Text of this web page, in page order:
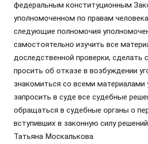
федеральным конституционным
уполномоченном по правам
следующие полномочия
самостоятельно изучить все
доследственной проверки, сделать
просить об отказе в возбуждении
знакомиться со всеми материалами
запросить в суде все судебные
обращаться в судебные органы о
вступивших в законную силу
Татьяна Москалькова.